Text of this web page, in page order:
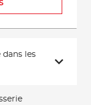
dans les